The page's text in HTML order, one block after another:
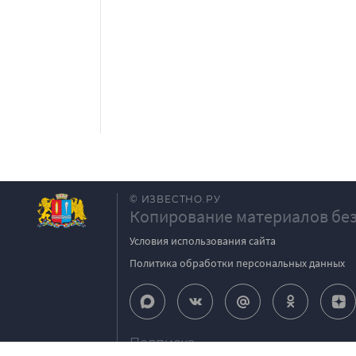
© ИЗВЕСТНО.РУ
Копирование материалов
Условия использования сайта
Политика обработки персональных данных
Подписка